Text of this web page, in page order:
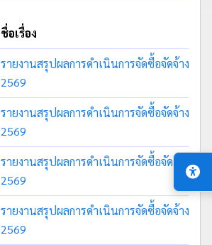
ชื่อเรื่อง
รายงานสรุปผลการดำเนินการจัดซื้อจัดจ้าง ป
2569
รายงานสรุปผลการดำเนินการจัดซื้อจัดจ้าง ป
2569
รายงานสรุปผลการดำเนินการจัดซื้อจัดจ้าง ปร
2569
รายงานสรุปผลการดำเนินการจัดซื้อจัดจ้าง ปร
2569